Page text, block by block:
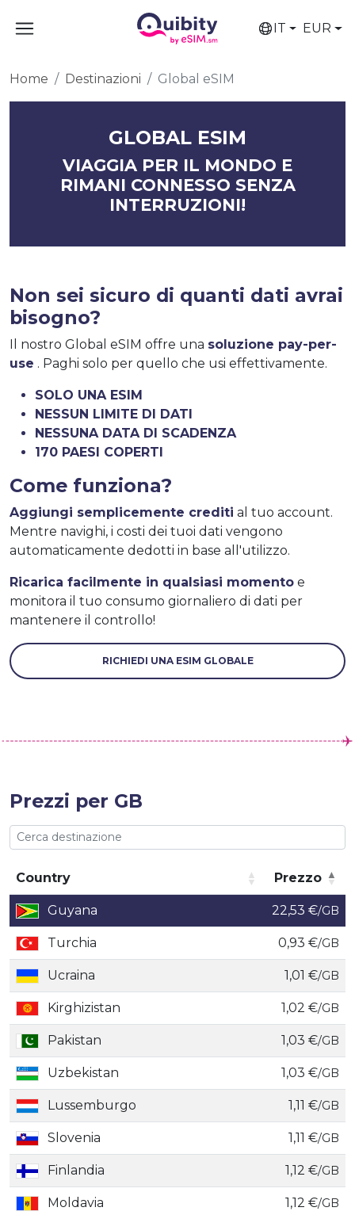
IT EUR
Home Destinazioni Global eSIM
GLOBAL ESIM
VIAGGIA PER IL MONDO E
RIMANI CONNESSO SENZA
INTERRUZIONI!
Non sei sicuro di quanti dati avrai
bisogno?
Il nostro Global eSIM offre una soluzione pay-per-
use . Paghi solo per quello che usi effettivamente.
SOLO UNA ESIM
NESSUN LIMITE DI DATI
NESSUNA DATA DI SCADENZA
170 PAESI COPERTI
Come funziona?
Aggiungi semplicemente crediti al tuo account.
Mentre navighi, i costi dei tuoi dati vengono
automaticamente dedotti in base all'utilizzo.
Ricarica facilmente in qualsiasi momento e
monitora il tuo consumo giornaliero di dati per
mantenere il controllo!
RICHIEDI UNA ESIM GLOBALE
Prezzi per GB
Country
Prezzo
Country
Prezzo
Guyana 22,53 €/GB
Turchia 0,93 €/GB
Ucraina 1,01 €/GB
Kirghizistan 1,02 €/GB
Pakistan 1,03 €/GB
Uzbekistan 1,03 €/GB
Lussemburgo 1,11 €/GB
Slovenia 1,11 €/GB
Finlandia 1,12 €/GB
Moldavia 1,12 €/GB